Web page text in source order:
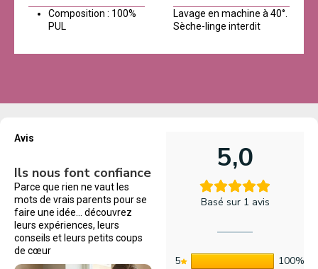
Composition : 100%
PUL
Lavage en machine à 40°.
Sèche-linge interdit
Avis
Ils nous font confiance
Parce que rien ne vaut les
mots de vrais parents pour se
faire une idée… découvrez
leurs expériences, leurs
conseils et leurs petits coups
de cœur
5,0
Basé sur 1 avis
5
100%